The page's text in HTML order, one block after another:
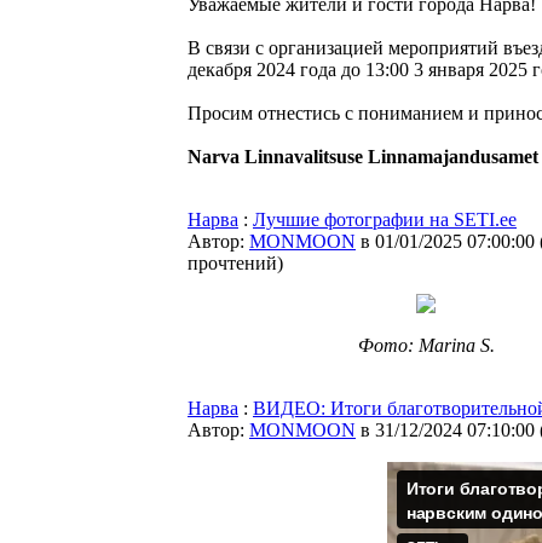
Уважаемые жители и гости города Нарва!
В связи с организацией мероприятий
декабря 2024 года до 13:00 3 января 2025
Просим отнестись с пониманием и
Narva Linnavalitsuse Linnamajandusamet
Нарва : Лучшие фотографии на SETI.ee
Автор: MONMOON в 01/01/2025 07:00:00
прочтений)
Фото: Marina S.
Нарва : ВИДЕО: Итоги
Автор: MONMOON в 31/12/2024 07:10:00